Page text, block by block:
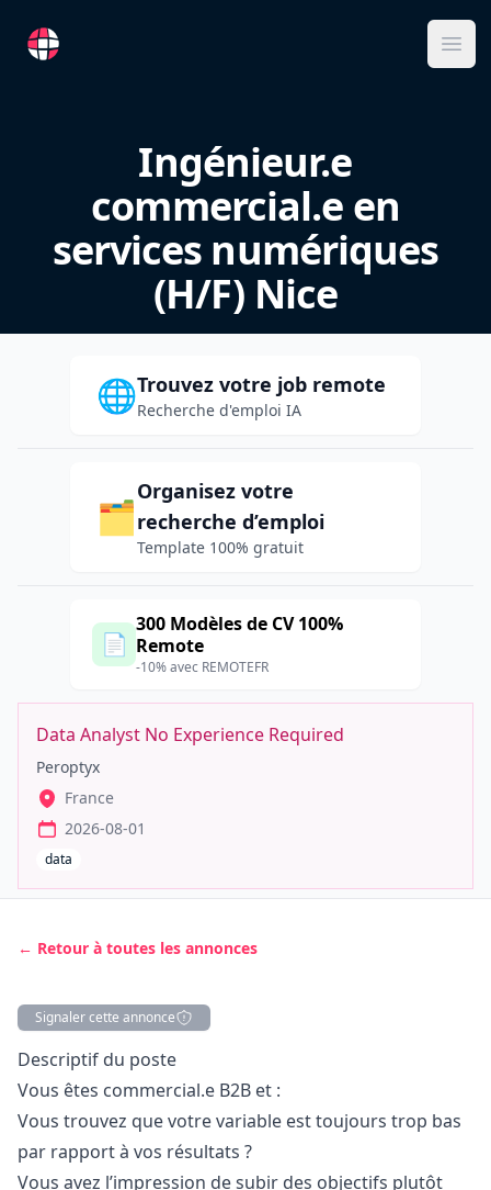
RemoteFR
Ingénieur.e
commercial.e en
services numériques
(H/F) Nice
🌐Trouvez votre job remote
Recherche d'emploi IA
🗂️
Organisez votre
recherche d’emploi
Template 100% gratuit
📄
300 Modèles de CV 100%
Remote
-10% avec REMOTEFR
Data Analyst No Experience Required
Peroptyx
France
2026-08-01
data
← Retour à toutes les annonces
Signaler cette annonce
Description
Descriptif du poste
Vous êtes commercial.e B2B et :
Vous trouvez que votre variable est toujours trop bas
par rapport à vos résultats ?
Vous avez l’impression de subir des objectifs plutôt